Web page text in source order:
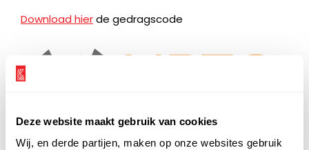
Deze website maakt gebruik van cookies
Wij, en derde partijen, maken op onze websites gebruik
Download hierde gedragscode